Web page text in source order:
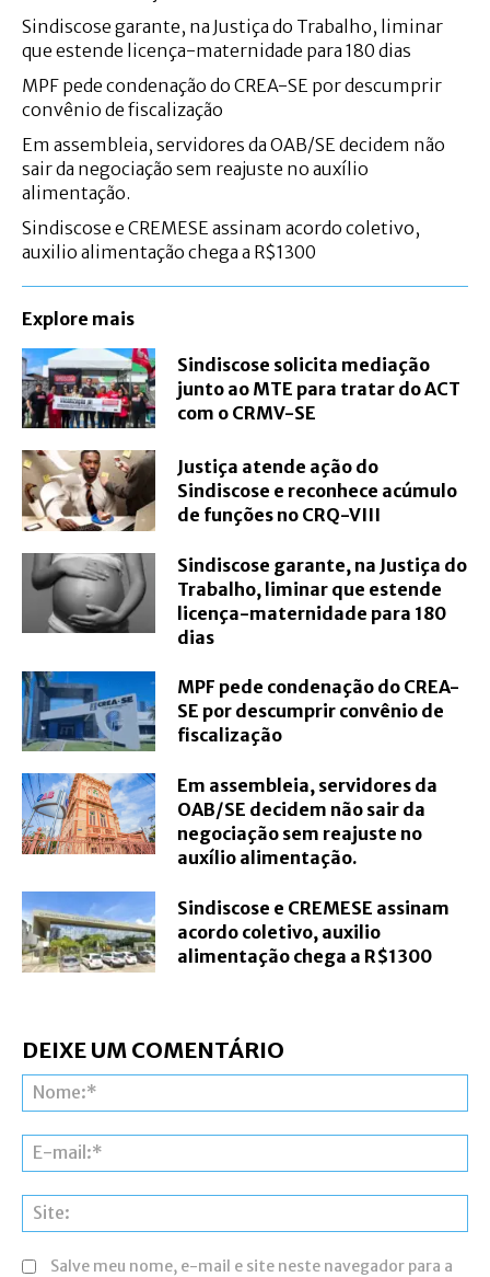
Sindiscose garante, na Justiça do Trabalho, liminar
que estende licença-maternidade para 180 dias
MPF pede condenação do CREA-SE por descumprir
convênio de fiscalização
Em assembleia, servidores da OAB/SE decidem não
sair da negociação sem reajuste no auxílio
alimentação.
Sindiscose e CREMESE assinam acordo coletivo,
auxilio alimentação chega a R$1300
Explore mais
Sindiscose solicita mediação
junto ao MTE para tratar do ACT
com o CRMV-SE
Justiça atende ação do
Sindiscose e reconhece acúmulo
de funções no CRQ-VIII
Sindiscose garante, na Justiça do
Trabalho, liminar que estende
licença-maternidade para 180
dias
MPF pede condenação do CREA-
SE por descumprir convênio de
fiscalização
Em assembleia, servidores da
OAB/SE decidem não sair da
negociação sem reajuste no
auxílio alimentação.
Sindiscose e CREMESE assinam
acordo coletivo, auxilio
alimentação chega a R$1300
DEIXE UM COMENTÁRIO
Salve meu nome, e-mail e site neste navegador para a